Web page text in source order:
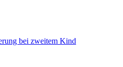
bei zweitem Kind